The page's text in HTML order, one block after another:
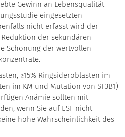
Gewinn an Lebensqualität
eingesetzten
nicht erfasst wird der
der sekundären
Schonung der wertvollen
≥15% Ringsideroblasten im
im KM und Mutation von SF3B1)
Anämie sollten mit
wenn Sie auf ESF nicht
hohe Wahrscheinlichkeit des